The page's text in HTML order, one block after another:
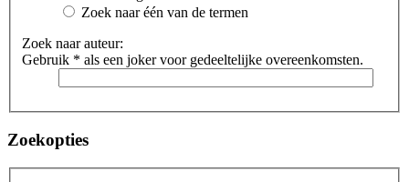
Zoek naar één van de termen
Zoek naar auteur:
Gebruik * als een joker voor gedeeltelijke overeenkomsten.
Zoekopties